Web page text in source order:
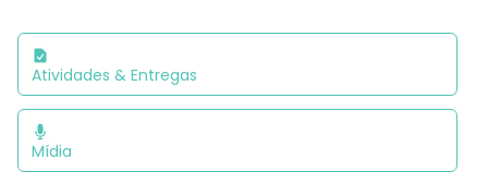
Atividades & Entregas
Mídia